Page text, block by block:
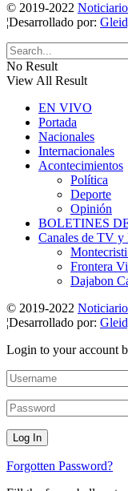
© 2019-2022
¦Desarrollado por:
No Result
View All Result
EN VIVO
Portada
Nacionales
Internacionales
Acontecimientos
Política
Deporte
Opinión
BOLETINES
Canales de TV y
Frontera
Dajabon
© 2019-2022
¦Desarrollado por:
Login to your account
Forgotten Password?